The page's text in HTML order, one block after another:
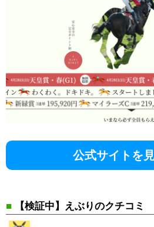
公式サイトを
■ 【検証中】えぶりのクチコミ